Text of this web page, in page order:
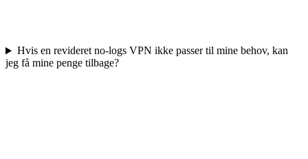
Hvis en revideret no-logs VPN ikke passer til mine behov, kan
jeg få mine penge tilbage?